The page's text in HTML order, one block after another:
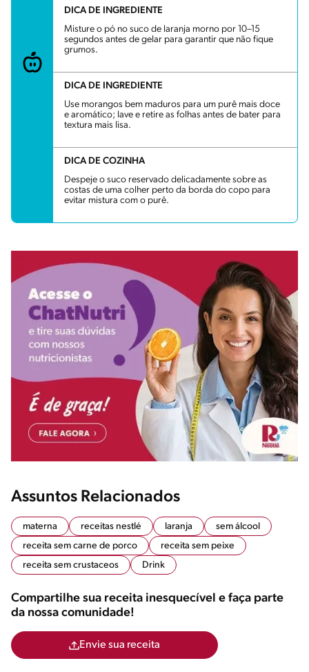
DICA DE INGREDIENTE
Misture o pó no suco de laranja morno por 10–15
segundos antes de gelar para garantir que não fique
grumos.
DICA DE INGREDIENTE
Use morangos bem maduros para um purê mais doce
e aromático; lave e retire as folhas antes de bater para
textura mais lisa.
DICA DE COZINHA
Despeje o suco reservado delicadamente sobre as
costas de uma colher perto da borda do copo para
evitar mistura com o purê.
Assuntos Relacionados
materna receitas nestlé laranja
sem álcool
receita sem carne de porco
receita sem peixe
receita sem crustaceos
Drink
Compartilhe sua receita inesquecível e faça parte
da nossa comunidade!
Envie sua receita